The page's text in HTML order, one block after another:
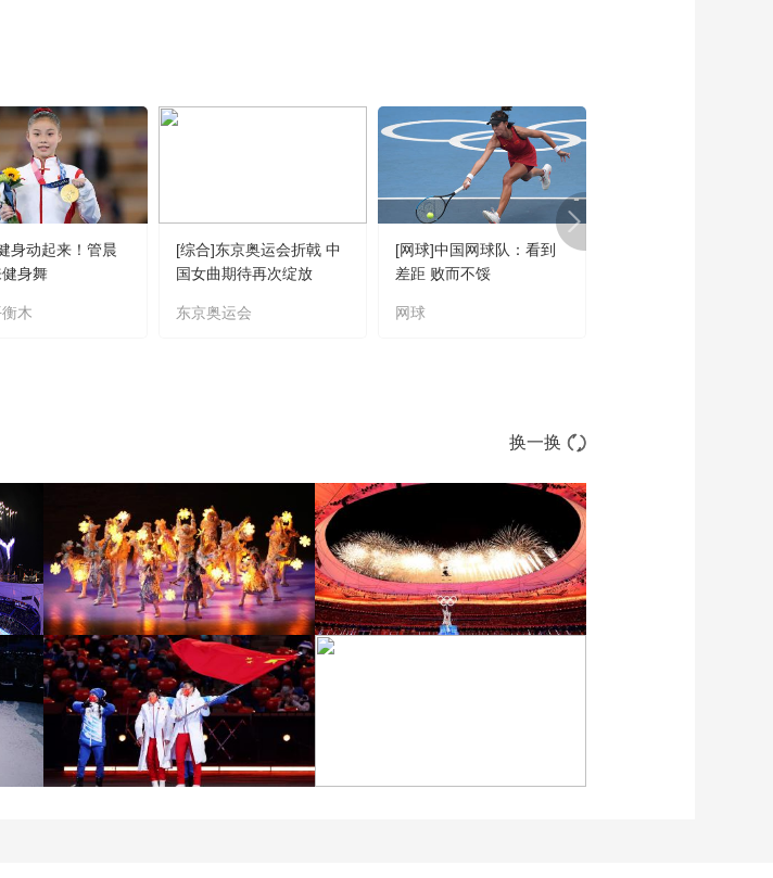
身动起来！管晨
身舞
木
[综合]东京奥运会折戟 中
国女曲期待再次绽放
东京奥运会
[网球]中国网球队：看到
差距 败而不馁
网球
换一换
[图]2022北京冬奥会闭幕
式：鸟巢文艺表演